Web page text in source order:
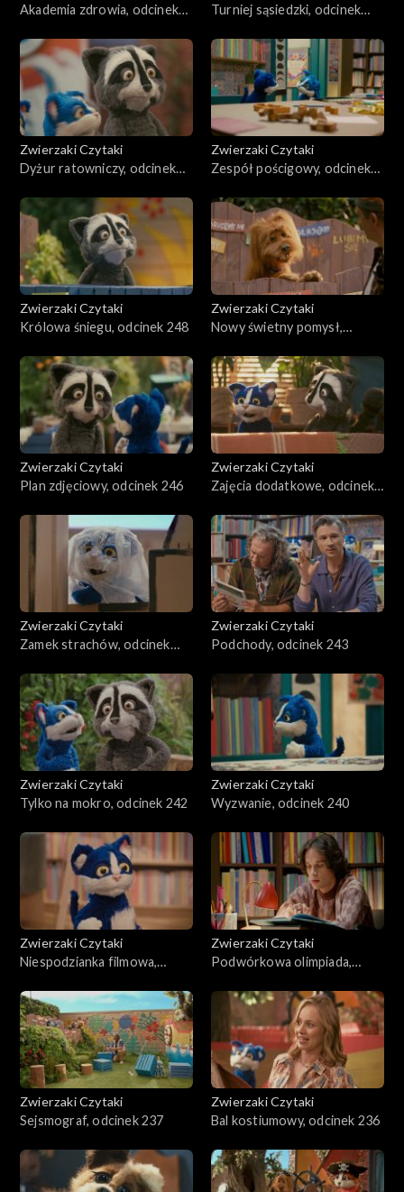
Akademia zdrowia, odcinek
Turniej sąsiedzki, odcinek
Zwierzaki Czytaki
Dyżur ratowniczy, odcinek
Zwierzaki Czytaki
Zespół pościgowy, odcinek
Zwierzaki Czytaki
Królowa śniegu, odcinek 248
Zwierzaki Czytaki
Nowy świetny pomysł,
Zwierzaki Czytaki
Plan zdjęciowy, odcinek 246
Zwierzaki Czytaki
Zajęcia dodatkowe, odcinek
Zwierzaki Czytaki
Zamek strachów, odcinek
Zwierzaki Czytaki
Podchody, odcinek 243
Zwierzaki Czytaki
Tylko na mokro, odcinek 242
Zwierzaki Czytaki
Wyzwanie, odcinek 240
Zwierzaki Czytaki
Niespodzianka filmowa,
Zwierzaki Czytaki
Podwórkowa olimpiada,
Zwierzaki Czytaki
Sejsmograf, odcinek 237
Zwierzaki Czytaki
Bal kostiumowy, odcinek 236